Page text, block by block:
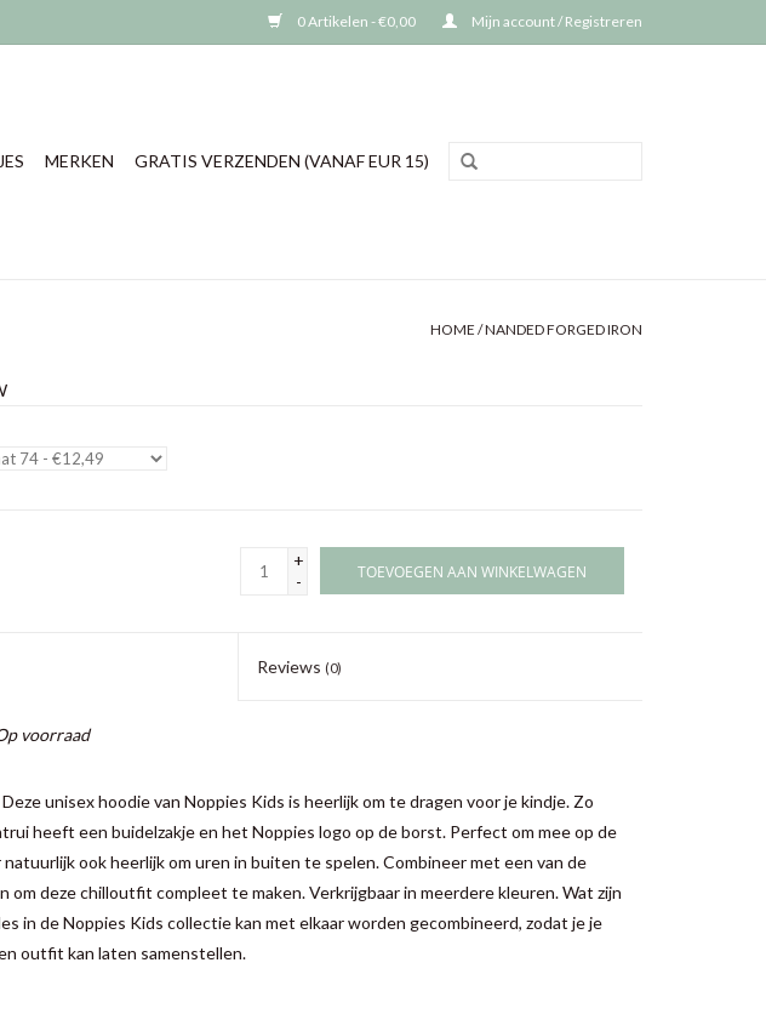
0 Artikelen - €0,00 Mijn account / Registreren
MERKEN GRATIS VERZENDEN (VANAF EUR 15)
HOME /NANDED FORGED IRON
+
-
TOEVOEGEN AAN WINKELWAGEN
Reviews (0)
voorraad
unisex hoodie van Noppies Kids is heerlijk om te dragen voor je kindje. Zo
heeft een buidelzakje en het Noppies logo op de borst. Perfect om mee op de
natuurlijk ook heerlijk om uren in buiten te spelen. Combineer met een van de
om deze chilloutfit compleet te maken. Verkrijgbaar in meerdere kleuren. Wat zijn
in de Noppies Kids collectie kan met elkaar worden gecombineerd, zodat je je
outfit kan laten samenstellen.